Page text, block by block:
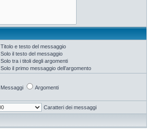
Titolo e testo del messaggio
Solo il testo del messaggio
Solo tra i titoli degli argomenti
Solo il primo messaggio dell’argomento
Messaggi Argomenti
Caratteri dei messaggi